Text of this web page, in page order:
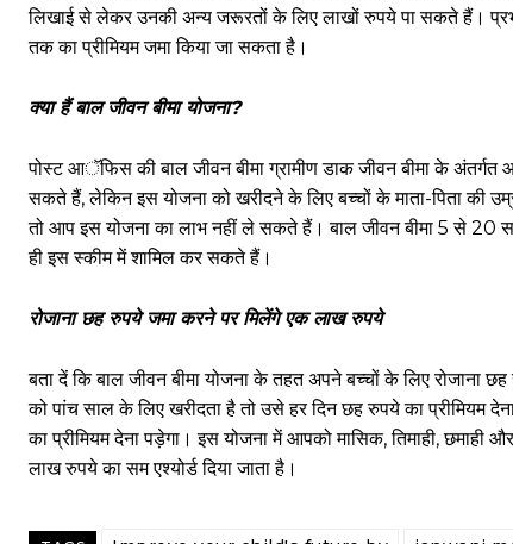
लिखाई से लेकर उनकी अन्य जरूरतों के लिए लाखों रुपये पा सकते हैं।
तक का प्रीमियम जमा किया जा सकता है।
क्या हैं बाल जीवन बीमा योजना?
पोस्ट आॅफिस की बाल जीवन बीमा ग्रामीण डाक जीवन बीमा के अंतर्गत
सकते हैं, लेकिन इस योजना को खरीदने के लिए बच्चों के माता-पिता की
तो आप इस योजना का लाभ नहीं ले सकते हैं। बाल जीवन बीमा 5 से 20
ही इस स्कीम में शामिल कर सकते हैं।
रोजाना छह रुपये जमा करने पर मिलेंगे एक लाख रुपये
बता दें कि बाल जीवन बीमा योजना के तहत अपने बच्चों के लिए
को पांच साल के लिए खरीदता है तो उसे हर दिन छह रुपये का प्रीमियम
का प्रीमियम देना पड़ेगा। इस योजना में आपको मासिक, तिमाही, छमाही
लाख रुपये का सम एश्योर्ड दिया जाता है।